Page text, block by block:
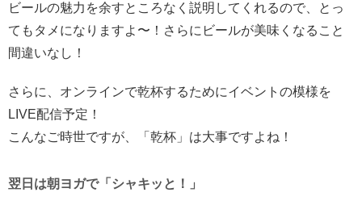
ビールの魅力を余すところなく説明してくれるので、とっ
てもタメになりますよ〜！さらにビールが美味くなること
間違いなし！
さらに、オンラインで乾杯するためにイベントの模様を
LIVE配信予定！
こんなご時世ですが、「乾杯」は大事ですよね！
翌日は朝ヨガで「シャキッと！」